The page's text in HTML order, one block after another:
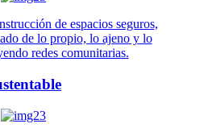
de espacios seguros,
de lo propio, lo ajeno y lo
redes comunitarias.